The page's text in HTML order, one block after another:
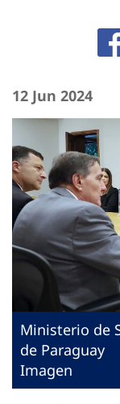
12 Jun 2024
Ministerio de
de Paraguay
Imagen